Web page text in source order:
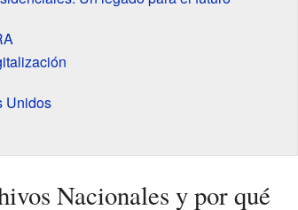
Unidos
Nacionales y por qué